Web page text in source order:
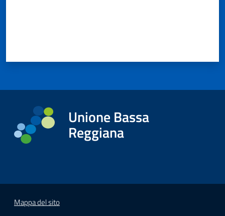
Unione Bassa
Reggiana
Mappa del sito